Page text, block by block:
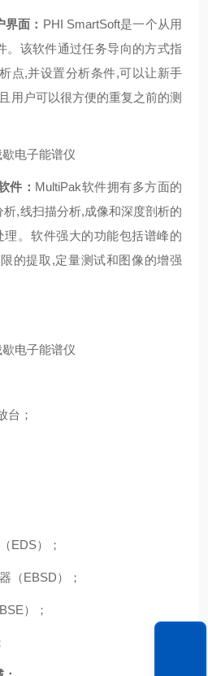
： PHI SmartSoft是一个从用
。该软件通过任务导向的方式指
点,并设置分析条件,可以让新手
用户可以很方便的重复之前的测
： MultiPak软件拥有多方面的
析,线扫描分析,成像和深度剖析的
。软件强大的功能包括谱峰的
的提取,定量测试和图像的增强
；
）；
EBSD）；
；